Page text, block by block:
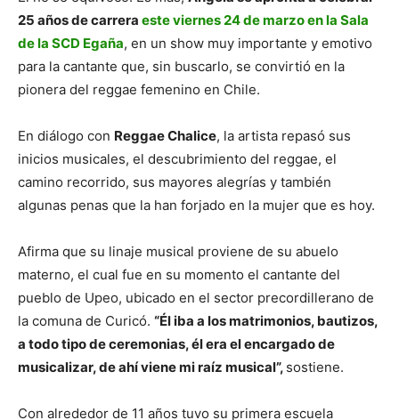
25 años de carrera este viernes 24 de marzo en la Sala
de la SCD Egaña, en un show muy importante y emotivo
para la cantante que, sin buscarlo, se convirtió en la
pionera del reggae femenino en Chile.
En diálogo con Reggae Chalice, la artista repasó sus
inicios musicales, el descubrimiento del reggae, el
camino recorrido, sus mayores alegrías y también
algunas penas que la han forjado en la mujer que es hoy.
Afirma que su linaje musical proviene de su abuelo
materno, el cual fue en su momento el cantante del
pueblo de Upeo, ubicado en el sector precordillerano de
la comuna de Curicó. “Él iba a los matrimonios, bautizos,
a todo tipo de ceremonias, él era el encargado de
musicalizar, de ahí viene mi raíz musical”, sostiene.
Con alrededor de 11 años tuvo su primera escuela